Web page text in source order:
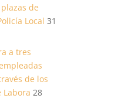
de
Local 31
a tres
de los
Labora 28